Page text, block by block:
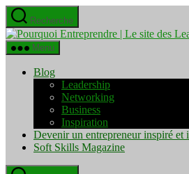
Aller
au
contenu
Recherche
Menu
Blog
Leadership
Networking
Business
Inspiration
Devenir un entrepreneur inspiré et
Soft Skills Magazine